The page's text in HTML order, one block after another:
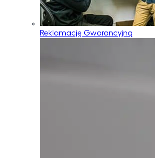
Reklamację Gwarancyjną